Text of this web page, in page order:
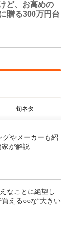
ど、お高めの
贈る300万円台
旬ネタ
グやメーカーも紹
家が解説
なことに絶望し
える○○な“大きい